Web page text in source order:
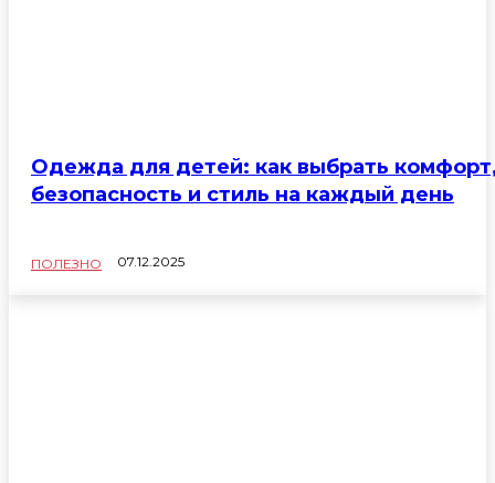
Одежда для детей: как выбрать
безопасность и стиль на каждый день
ПОЛЕЗНО 07.12.2025